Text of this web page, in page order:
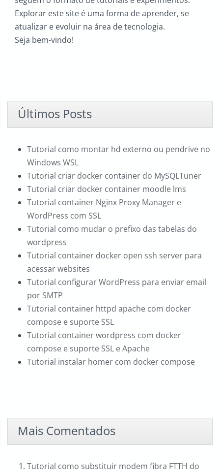
Explorar este site é uma forma de aprender, se
atualizar e evoluir na área de tecnologia.
Seja bem-vindo!
Últimos Posts
Tutorial como montar hd externo ou pendrive no
Windows WSL
Tutorial criar docker container do MySQLTuner
Tutorial criar docker container moodle lms
Tutorial container Nginx Proxy Manager e
WordPress com SSL
Tutorial como mudar o prefixo das tabelas do
wordpress
Tutorial container docker open ssh server para
acessar websites
Tutorial configurar WordPress para enviar email
por SMTP
Tutorial container httpd apache com docker
compose e suporte SSL
Tutorial container wordpress com docker
compose e suporte SSL e Apache
Tutorial instalar homer com docker compose
Mais Comentados
Tutorial como substituir modem fibra FTTH do